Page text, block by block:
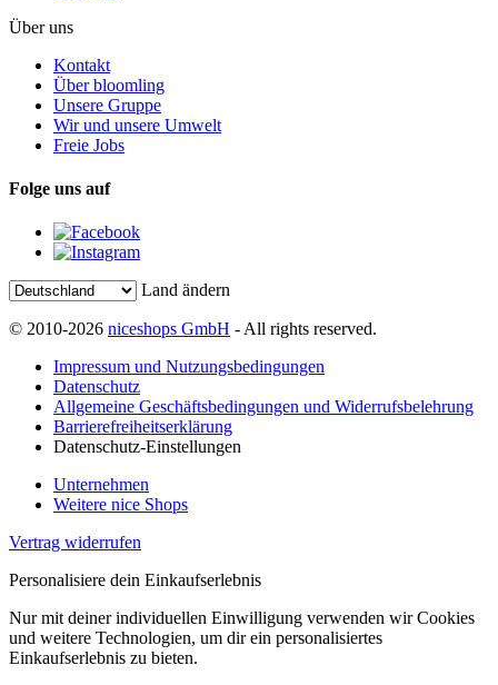
Über uns
Kontakt
Über bloomling
Unsere Gruppe
Wir und unsere Umwelt
Freie Jobs
Folge uns auf
Land ändern
© 2010-2026 niceshops GmbH - All rights reserved.
Impressum und Nutzungsbedingungen
Datenschutz
Allgemeine Geschäftsbedingungen und Widerrufsbelehrung
Barrierefreiheitserklärung
Datenschutz-Einstellungen
Unternehmen
Weitere nice Shops
Vertrag widerrufen
Personalisiere dein Einkaufserlebnis
Nur mit deiner individuellen Einwilligung verwenden wir Cookies
und weitere Technologien, um dir ein personalisiertes
Einkaufserlebnis zu bieten.